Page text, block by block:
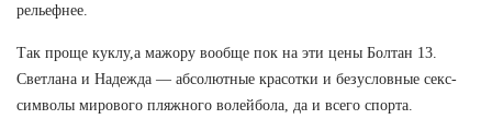
рельефнее.
Так проще куклу,а мажору вообще пок на эти цены Болтан 13.
Светлана и Надежда — абсолютные красотки и безусловные секс-
символы мирового пляжного волейбола, да и всего спорта.